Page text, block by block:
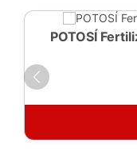
POTOSÍ